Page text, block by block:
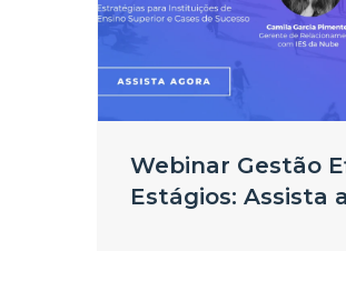
Webinar Gestão
Estágios: Assista